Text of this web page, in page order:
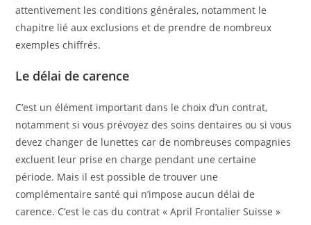
attentivement les conditions générales, notamment le
chapitre lié aux exclusions et de prendre de nombreux
exemples chiffrés.
Le délai de carence
C’est un élément important dans le choix d’un contrat,
notamment si vous prévoyez des soins dentaires ou si vous
devez changer de lunettes car de nombreuses compagnies
excluent leur prise en charge pendant une certaine
période. Mais il est possible de trouver une
complémentaire santé qui n’impose aucun délai de
carence. C’est le cas du contrat « April Frontalier Suisse »